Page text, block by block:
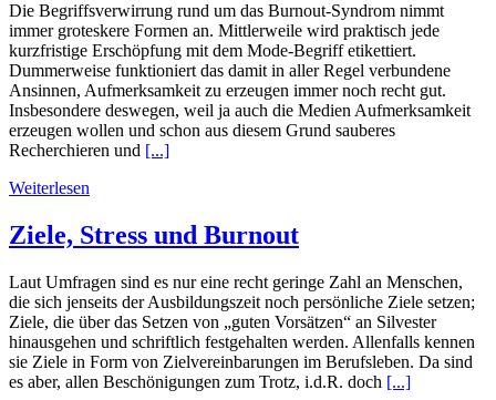
Die Begriffsverwirrung rund um das Burnout-Syndrom nimmt
immer groteskere Formen an. Mittlerweile wird praktisch jede
kurzfristige Erschöpfung mit dem Mode-Begriff etikettiert.
Dummerweise funktioniert das damit in aller Regel verbundene
Ansinnen, Aufmerksamkeit zu erzeugen immer noch recht gut.
Insbesondere deswegen, weil ja auch die Medien Aufmerksamkeit
erzeugen wollen und schon aus diesem Grund sauberes
Recherchieren und [...]
Weiterlesen
Ziele, Stress und Burnout
Laut Umfragen sind es nur eine recht geringe Zahl an Menschen,
die sich jenseits der Ausbildungszeit noch persönliche Ziele setzen;
Ziele, die über das Setzen von „guten Vorsätzen“ an Silvester
hinausgehen und schriftlich festgehalten werden. Allenfalls kennen
sie Ziele in Form von Zielvereinbarungen im Berufsleben. Da sind
es aber, allen Beschönigungen zum Trotz, i.d.R. doch [...]